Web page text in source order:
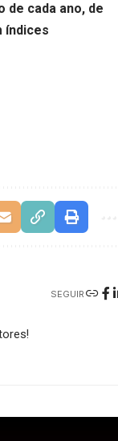
cada ano, de
índices
SEGUIR